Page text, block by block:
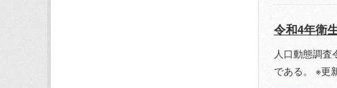
令和4年衛
人口動態調
である。 ※更